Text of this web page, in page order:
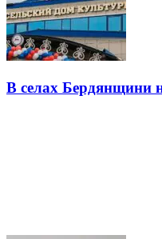
В селах Бердянщини